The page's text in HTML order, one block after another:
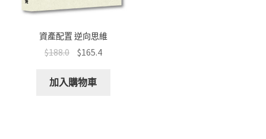
資產配置 逆向思維
$188.0 $165.4
加入購物車